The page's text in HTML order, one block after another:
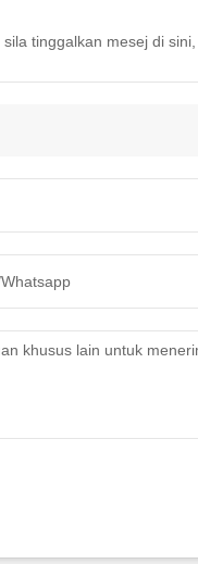
tinggalkan mesej di